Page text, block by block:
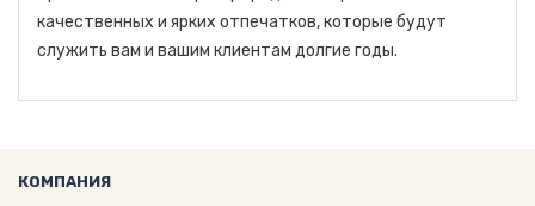
качественных и ярких отпечатков, которые будут
служить вам и вашим клиентам долгие годы.
КОМПАНИЯ